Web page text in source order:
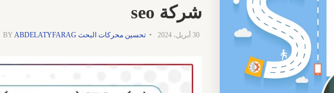
شركة seo
30 أبريل، 2024 تحسين محركات البحث SEO BYABDELATYFARAG